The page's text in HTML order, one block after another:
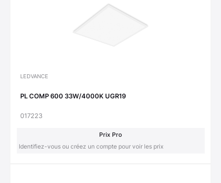
LEDVANCE
PL COMP 600 33W/4000K UGR19
017223
Prix Pro
Identifiez-vous ou créez un compte pour voir les prix